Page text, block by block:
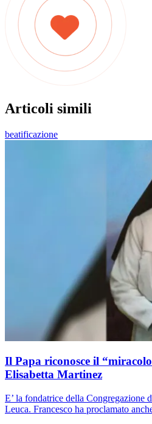
Articoli simili
beatificazione
Il Papa riconosce il
Elisabetta Martinez
E’ la fondatrice della Congregazione
Leuca. Francesco ha proclamato